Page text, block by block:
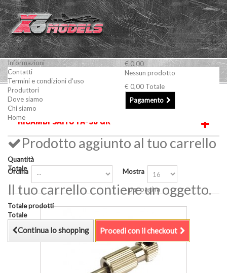
Informazioni
Contatti
Termini e condizioni d'uso
Produttori
Dove siamo
Chi siamo
Home
€ 0,00
Nessun prodotto
€ 0,00 Totale
Pagamento
Prodotto aggiunto al tuo carrello
Quantità
Totale
Il tuo carrello contiene un oggetto.
Totale prodotti
Totale
Continua lo shopping Procedi con il checkout
Ricambi SAITO Ricambi SAITO FA-56 GK
RICAMBI SAITO FA-56 GK
Ordina Mostra
per pagina